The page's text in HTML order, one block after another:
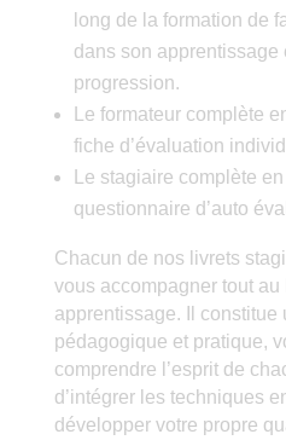
long de la formation de
dans son apprentissage
progression.
Le formateur complète
fiche d’évaluation
Le stagiaire complète
questionnaire d’auto
Chacun de nos livrets
vous accompagner tout au
apprentissage. Il constitue
pédagogique et pratique,
comprendre l’esprit de
d’intégrer les techniques
développer votre propre